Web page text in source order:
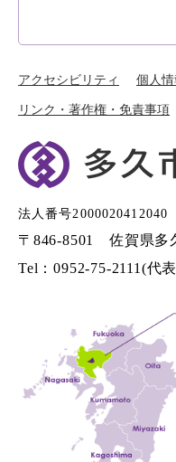
アクセシビリティ 個人
リンク・著作権・免責事項
法人番号2000020412040
〒846-8501 佐賀県多
Tel：0952-75-2111(代